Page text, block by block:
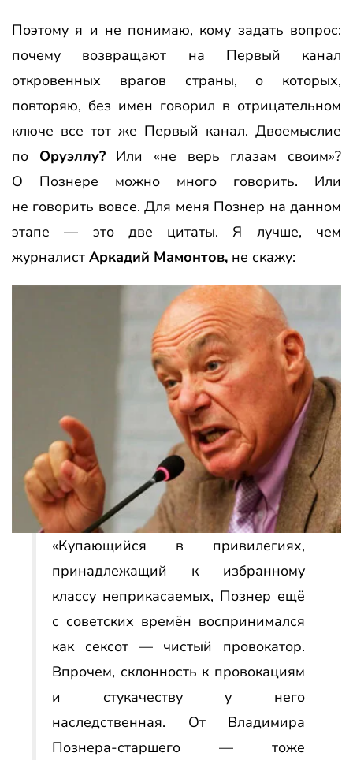
Поэтому я и не понимаю, кому задать вопрос:
почему возвращают на Первый канал
откровенных врагов страны, о которых,
повторяю, без имен говорил в отрицательном
ключе все тот же Первый канал. Двоемыслие
по Оруэллу?Или «не верь глазам своим»?
О Познере можно много говорить. Или
не говорить вовсе. Для меня Познер на данном
этапе — это две цитаты. Я лучше, чем
журналист Аркадий Мамонтов, не скажу:
«Купающийся в привилегиях,
принадлежащий к избранному
классу неприкасаемых, Познер ещё
с советских времён воспринимался
как сексот — чистый провокатор.
Впрочем, склонность к провокациям
и стукачеству у него
наследственная. От Владимира
Познера-старшего — тоже